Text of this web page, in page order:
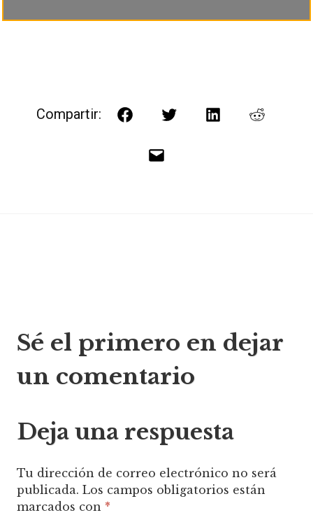
Compartir: FacebookTwitterLinkedInReddit
Correo
de
Sé el primero en dejar
un comentario
Deja una respuesta
Tu dirección de correo electrónico no será
publicada. Los campos obligatorios están
marcados con *